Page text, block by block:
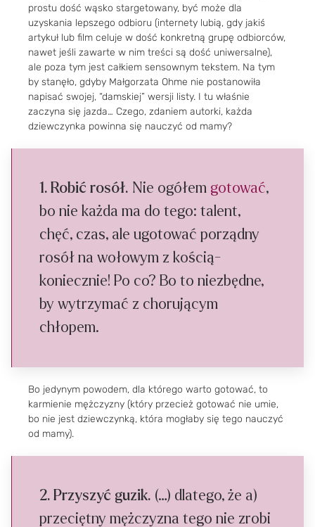
prostu dość wąsko stargetowany, być może dla
uzyskania lepszego odbioru (internety lubią, gdy jakiś
artykuł lub film celuje w dość konkretną grupę odbiorców,
nawet jeśli zawarte w nim treści są dość uniwersalne),
ale poza tym jest całkiem sensownym tekstem. Na tym
by stanęło, gdyby Małgorzata Ohme nie postanowiła
napisać swojej, “damskiej” wersji listy. I tu właśnie
zaczyna się jazda… Czego, zdaniem autorki, każda
dziewczynka powinna się nauczyć od mamy?
1. Robić rosół. Nie ogółem gotować,
bo nie każda ma do tego: talent,
chęć, czas, ale ugotować porządny
rosół na wołowym z kością-
koniecznie! Po co? Bo to niezbędne,
by wytrzymać z chorującym
chłopem.
Bo jedynym powodem, dla którego warto gotować, to
karmienie mężczyzny (który przecież gotować nie umie,
bo nie jest dziewczynką, która mogłaby się tego nauczyć
od mamy).
2. Przyszyć guzik. (…) dlatego, że a)
przeciętny mężczyzna tego nie zrobi